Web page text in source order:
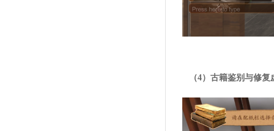
（4）古籍鉴别与修